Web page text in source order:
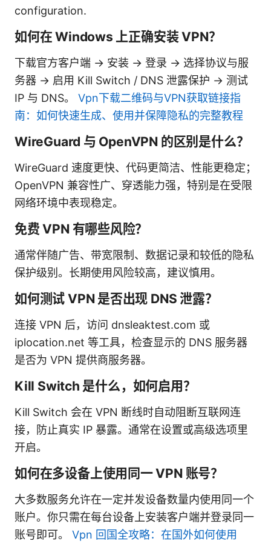
configuration.
如何在 Windows 上正确安装 VPN？
下载官方客户端 → 安装 → 登录 → 选择协议与服
务器 → 启用 Kill Switch / DNS 泄露保护 → 测试
IP 与 DNS。 Vpn下载二维码与VPN获取链接指
南：如何快速生成、使用并保障隐私的完整教程
WireGuard 与 OpenVPN 的区别是什么？
WireGuard 速度更快、代码更简洁、性能更稳定；
OpenVPN 兼容性广、穿透能力强，特别是在受限
网络环境中表现稳定。
免费 VPN 有哪些风险？
通常伴随广告、带宽限制、数据记录和较低的隐私
保护级别。长期使用风险较高，建议慎用。
如何测试 VPN 是否出现 DNS 泄露？
连接 VPN 后，访问 dnsleaktest.com 或
iplocation.net 等工具，检查显示的 DNS 服务器
是否为 VPN 提供商服务器。
Kill Switch 是什么，如何启用？
Kill Switch 会在 VPN 断线时自动阻断互联网连
接，防止真实 IP 暴露。通常在设置或高级选项里
开启。
如何在多设备上使用同一 VPN 账号？
大多数服务允许在一定并发设备数量内使用同一个
账户。你只需在每台设备上安装客户端并登录同一
账号即可。 Vpn 回国全攻略：在国外如何使用